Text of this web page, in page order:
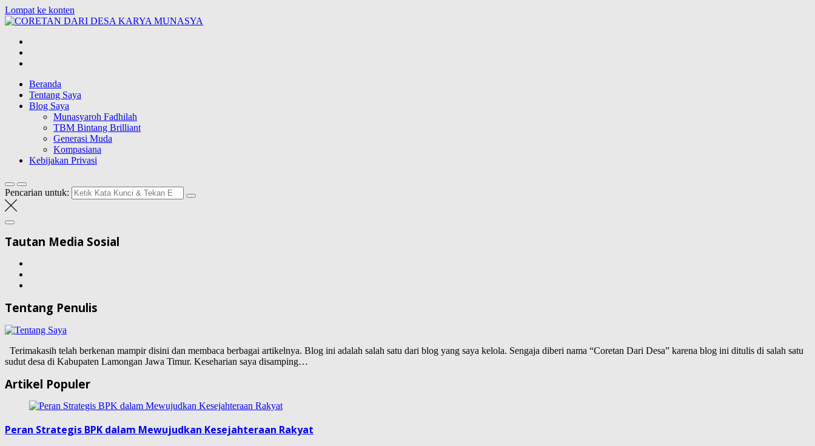
Lompat ke konten
Blog Wong Ndeso yang ingin berbagi berbagai hal di sekitarnya
Beranda
Tentang Saya
Blog Saya
Munasyaroh Fadhilah
TBM Bintang Brilliant
Generasi Muda
Kompasiana
Kebijakan Privasi
Pencarian untuk:
Tautan Media Sosial
Tentang Penulis
Terimakasih telah berkenan mampir disini dan membaca berbagai artikelnya. Blog ini adalah salah satu dari blog yang saya kelola. Sengaja diberi nama “Coretan Dari Desa” karena blog ini ditulis di salah satu
sudut desa di Kabupaten Lamongan Jawa Timur. Keseharian saya disamping…
Artikel Populer
Peran Strategis BPK dalam Mewujudkan Kesejahteraan Rakyat